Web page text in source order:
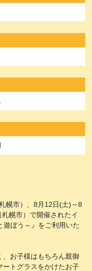
幌市）、8月12日(土)～8
幌市）で開催されたイ
遊ぼう～』をご利用いた
お子様はもちろん親御
ートグラスをかけたお子